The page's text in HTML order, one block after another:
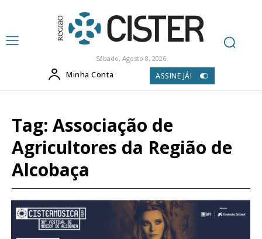
Sábado, Agosto 8, 2026
Minha Conta ASSINE JÁ!
Tag: Associação de
Agricultores da Região de
Alcobaça